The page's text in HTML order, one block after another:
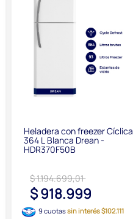
Heladera con freezer Cíclica
364 L Blanca Drean -
HDR370F50B
$ 1.194.699,01
$ 918.999
9 cuotassin interés $102.111